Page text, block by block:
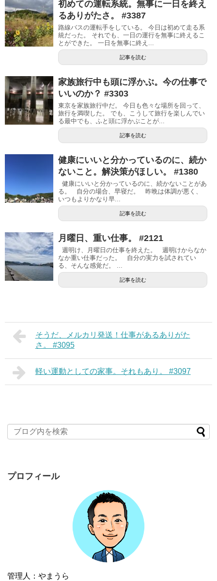
初めての運転系統。無事に一日を終え
るありがたさ。 #3387
路線バスの運転手をしている。 今日は初めて走る系
統だった。 それでも、一日の運行を無事に終えるこ
とができた。 一日を無事に終え...
記事を読む
家族旅行中も頭に浮かぶ。今の仕事で
いいのか？ #3303
東京を家族旅行中だ。 今日も色々な場所を回って、
旅行を満喫した。 でも、こうして旅行を楽しんでい
る最中でも、ふと頭に浮かぶことが...
記事を読む
健康にいいと分かっているのに、続か
ないこと。解決策がほしい。 #1380
健康にいいと分かっているのに、続かないことがあ
る。 自分の場合、早寝だ。 昨晩は体調が悪く、
いつもよりかなり早...
記事を読む
月曜日、重い仕事。 #2121
週明け、月曜日の仕事を終えた。 週明けからなか
なか重い仕事だった。 自分の実力を試されてい
る、そんな感覚だ。 ...
記事を読む
そうだ、メルカリ発送！仕事があるありがた
さ。 #3095
軽い運動としての家事。それもあり。 #3097
プロフィール
管理人：やまうら